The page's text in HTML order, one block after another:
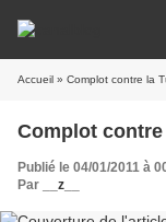
Accueil » Complot contre la
Complot
Publié le 04/01/2011 à
Par
__z__